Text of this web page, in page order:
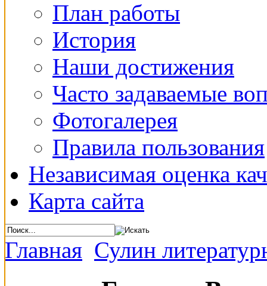
План работы
История
Наши достижения
Часто задаваемые
Фотогалерея
Правила пользования
Независимая оценка
Карта сайта
Главная Сулин